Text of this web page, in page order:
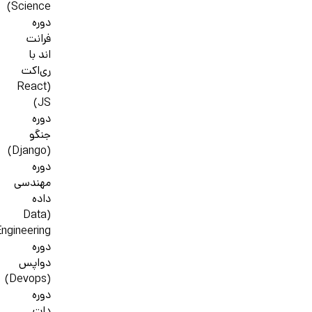
Science)
دوره
فرانت
اند با
ری‌اکت
(React
JS)
دوره
جنگو
(Django)
دوره
مهندسی
داده
(Data
دوره
دواپس
(Devops)
دوره